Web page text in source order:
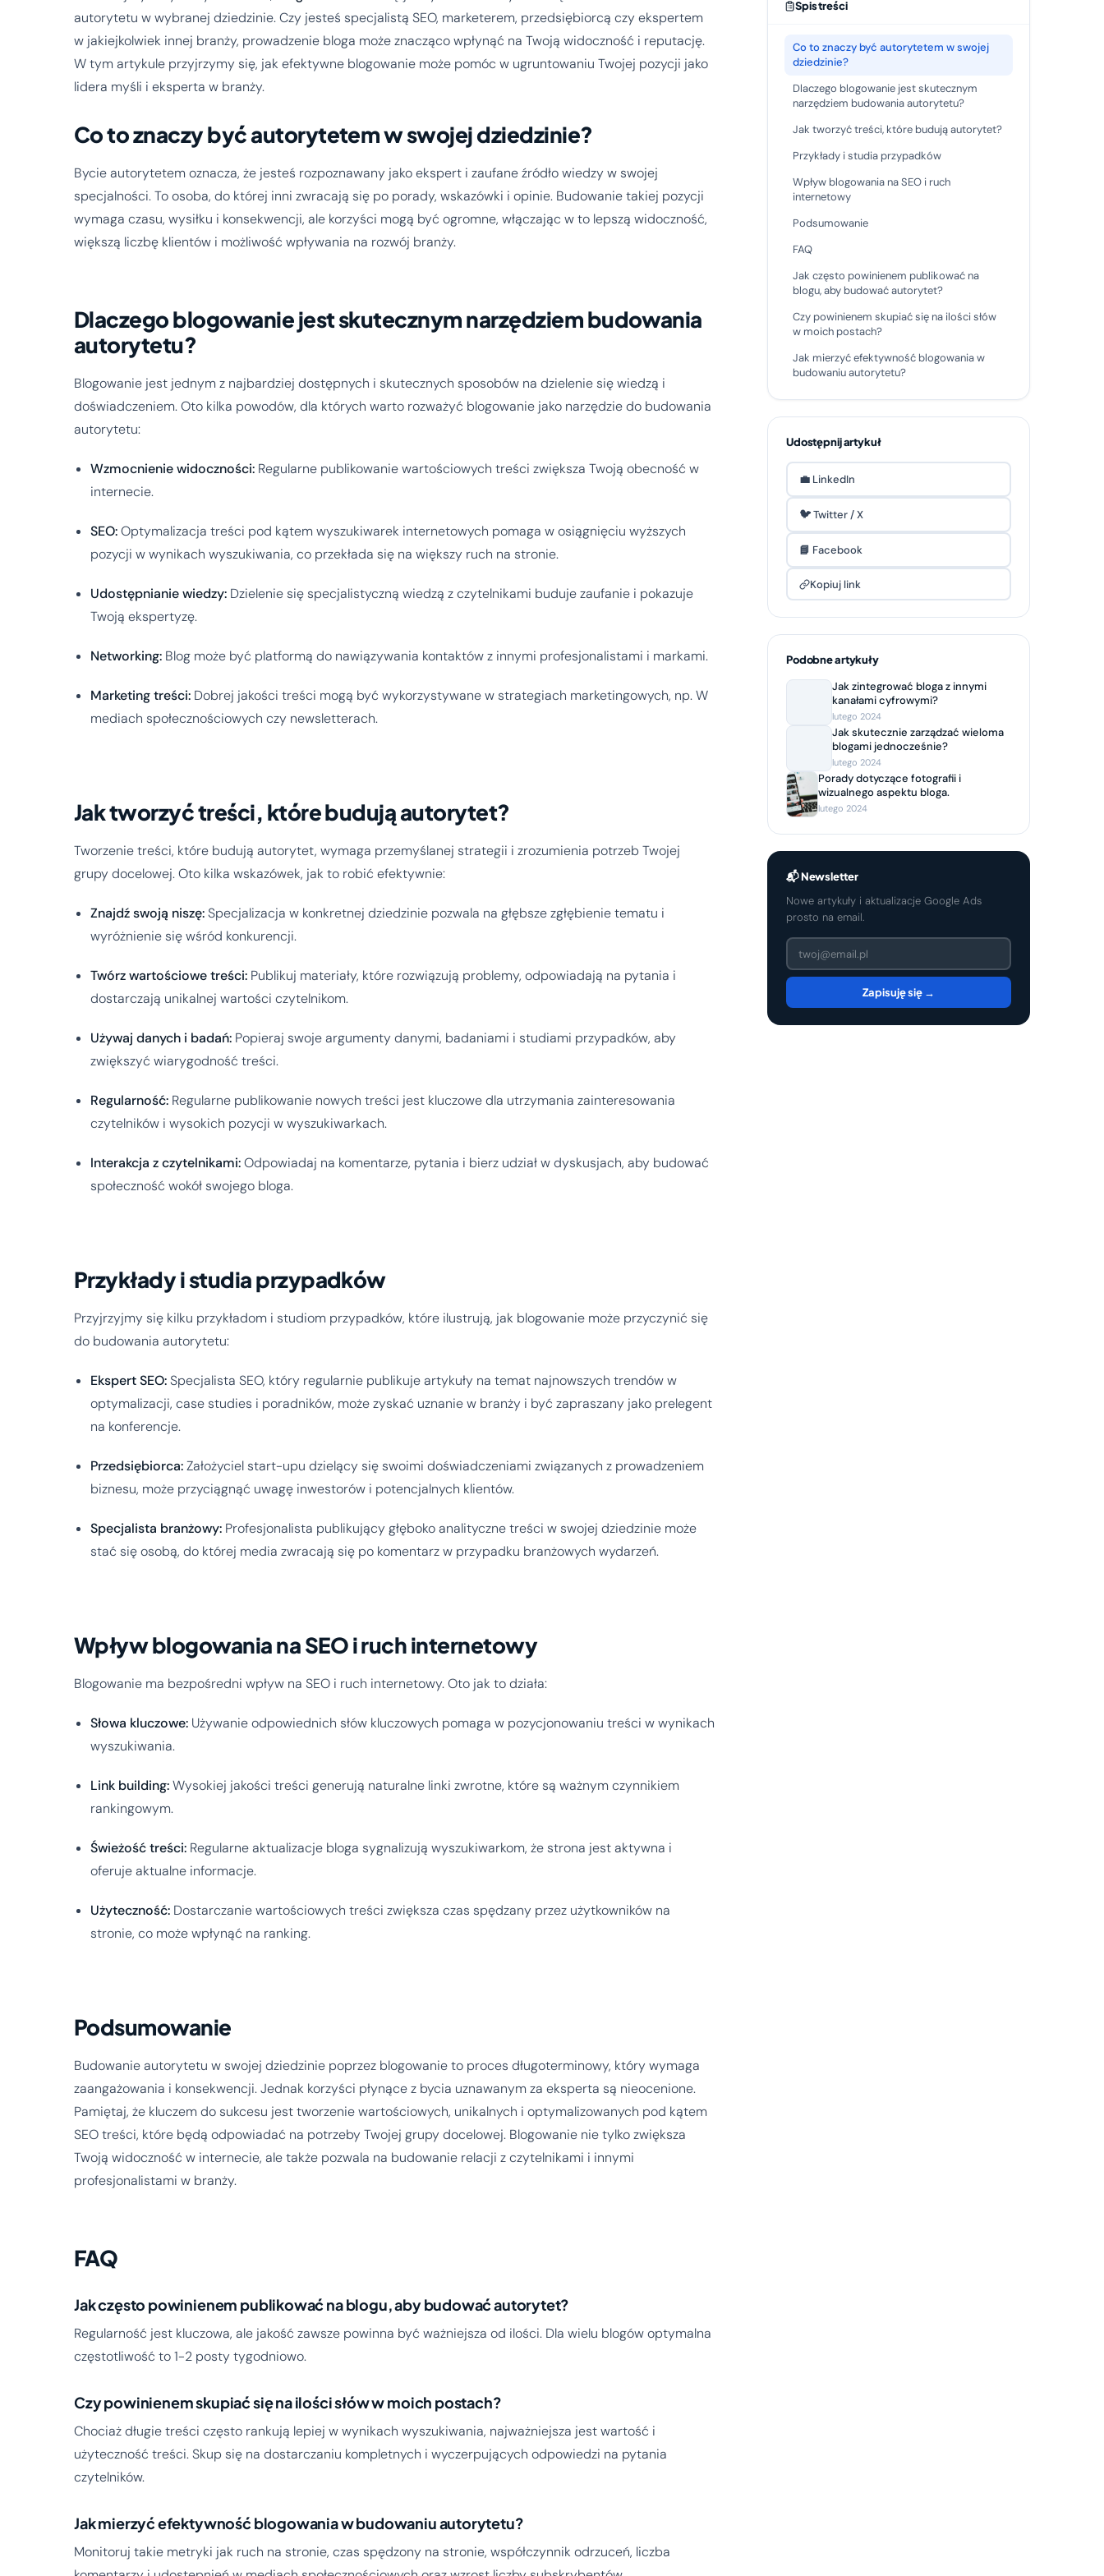
autorytetu w wybranej dziedzinie. Czy jesteś specjalistą SEO, marketerem, przedsiębiorcą czy ekspertem
w jakiejkolwiek innej branży, prowadzenie bloga może znacząco wpłynąć na Twoją widoczność i reputację.
W tym artykule przyjrzymy się, jak efektywne blogowanie może pomóc w ugruntowaniu Twojej pozycji jako
lidera myśli i eksperta w branży.
Co to znaczy być autorytetem w swojej dziedzinie?
Bycie autorytetem oznacza, że jesteś rozpoznawany jako ekspert i zaufane źródło wiedzy w swojej
specjalności. To osoba, do której inni zwracają się po porady, wskazówki i opinie. Budowanie takiej pozycji
wymaga czasu, wysiłku i konsekwencji, ale korzyści mogą być ogromne, włączając w to lepszą widoczność,
większą liczbę klientów i możliwość wpływania na rozwój branży.
Dlaczego blogowanie jest skutecznym narzędziem budowania
autorytetu?
Blogowanie jest jednym z najbardziej dostępnych i skutecznych sposobów na dzielenie się wiedzą i
doświadczeniem. Oto kilka powodów, dla których warto rozważyć blogowanie jako narzędzie do budowania
autorytetu:
Wzmocnienie widoczności: Regularne publikowanie wartościowych treści zwiększa Twoją obecność w
internecie.
SEO:Optymalizacja treści pod kątem wyszukiwarek internetowych pomaga w osiągnięciu wyższych
pozycji w wynikach wyszukiwania, co przekłada się na większy ruch na stronie.
Udostępnianie wiedzy: Dzielenie się specjalistyczną wiedzą z czytelnikami buduje zaufanie i pokazuje
Twoją ekspertyzę.
Networking: Blog może być platformą do nawiązywania kontaktów z innymi profesjonalistami i markami.
Marketing treści: Dobrej jakości treści mogą być wykorzystywane w strategiach marketingowych, np. W
mediach społecznościowych czy newsletterach.
Jak tworzyć treści, które budują autorytet?
Tworzenie treści, które budują autorytet, wymaga przemyślanej strategii i zrozumienia potrzeb Twojej
grupy docelowej. Oto kilka wskazówek, jak to robić efektywnie:
Znajdź swoją niszę:Specjalizacja w konkretnej dziedzinie pozwala na głębsze zgłębienie tematu i
wyróżnienie się wśród konkurencji.
Twórz wartościowe treści: Publikuj materiały, które rozwiązują problemy, odpowiadają na pytania i
dostarczają unikalnej wartości czytelnikom.
Używaj danych i badań: Popieraj swoje argumenty danymi, badaniami i studiami przypadków, aby
zwiększyć wiarygodność treści.
Regularność: Regularne publikowanie nowych treści jest kluczowe dla utrzymania zainteresowania
czytelników i wysokich pozycji w wyszukiwarkach.
Interakcja z czytelnikami:Odpowiadaj na komentarze, pytania i bierz udział w dyskusjach, aby budować
społeczność wokół swojego bloga.
Przykłady i studia przypadków
Przyjrzyjmy się kilku przykładom i studiom przypadków, które ilustrują, jak blogowanie może przyczynić się
do budowania autorytetu:
Ekspert SEO:Specjalista SEO, który regularnie publikuje artykuły na temat najnowszych trendów w
optymalizacji, case studies i poradników, może zyskać uznanie w branży i być zapraszany jako prelegent
na konferencje.
Przedsiębiorca:Założyciel start-upu dzielący się swoimi doświadczeniami związanych z prowadzeniem
biznesu, może przyciągnąć uwagę inwestorów i potencjalnych klientów.
Specjalista branżowy: Profesjonalista publikujący głęboko analityczne treści w swojej dziedzinie może
stać się osobą, do której media zwracają się po komentarz w przypadku branżowych wydarzeń.
Wpływ blogowania na SEO i ruch internetowy
Blogowanie ma bezpośredni wpływ na SEO i ruch internetowy. Oto jak to działa:
Słowa kluczowe: Używanie odpowiednich słów kluczowych pomaga w pozycjonowaniu treści w wynikach
wyszukiwania.
Link building:Wysokiej jakości treści generują naturalne linki zwrotne, które są ważnym czynnikiem
rankingowym.
Świeżość treści: Regularne aktualizacje bloga sygnalizują wyszukiwarkom, że strona jest aktywna i
oferuje aktualne informacje.
Użyteczność: Dostarczanie wartościowych treści zwiększa czas spędzany przez użytkowników na
stronie, co może wpłynąć na ranking.
Podsumowanie
Budowanie autorytetu w swojej dziedzinie poprzez blogowanie to proces długoterminowy, który wymaga
zaangażowania i konsekwencji. Jednak korzyści płynące z bycia uznawanym za eksperta są nieocenione.
Pamiętaj, że kluczem do sukcesu jest tworzenie wartościowych, unikalnych i optymalizowanych pod kątem
SEO treści, które będą odpowiadać na potrzeby Twojej grupy docelowej. Blogowanie nie tylko zwiększa
Twoją widoczność w internecie, ale także pozwala na budowanie relacji z czytelnikami i innymi
profesjonalistami w branży.
FAQ
Jak często powinienem publikować na blogu, aby budować autorytet?
Regularność jest kluczowa, ale jakość zawsze powinna być ważniejsza od ilości. Dla wielu blogów optymalna
częstotliwość to 1-2 posty tygodniowo.
Czy powinienem skupiać się na ilości słów w moich postach?
Chociaż długie treści często rankują lepiej w wynikach wyszukiwania, najważniejsza jest wartość i
użyteczność treści. Skup się na dostarczaniu kompletnych i wyczerpujących odpowiedzi na pytania
czytelników.
Jak mierzyć efektywność blogowania w budowaniu autorytetu?
Monitoruj takie metryki jak ruch na stronie, czas spędzony na stronie, współczynnik odrzuceń, liczba
Spis treści
Co to znaczy być autorytetem w swojej
dziedzinie?
Dlaczego blogowanie jest skutecznym
narzędziem budowania autorytetu?
Jak tworzyć treści, które budują autorytet?
Przykłady i studia przypadków
Wpływ blogowania na SEO i ruch
internetowy
Podsumowanie
FAQ
Jak często powinienem publikować na
blogu, aby budować autorytet?
Czy powinienem skupiać się na ilości słów
w moich postach?
Jak mierzyć efektywność blogowania w
budowaniu autorytetu?
Udostępnij artykuł
💼 LinkedIn
🐦 Twitter / X
📘 Facebook
Kopiuj link
Podobne artykuły
Jak zintegrować bloga z innymi
kanałami cyfrowymi?
lutego 2024
Jak skutecznie zarządzać wieloma
blogami jednocześnie?
lutego 2024
Porady dotyczące fotografii i
wizualnego aspektu bloga.
lutego 2024
📬 Newsletter
Nowe artykuły i aktualizacje Google Ads
prosto na email.
Zapisuję się →